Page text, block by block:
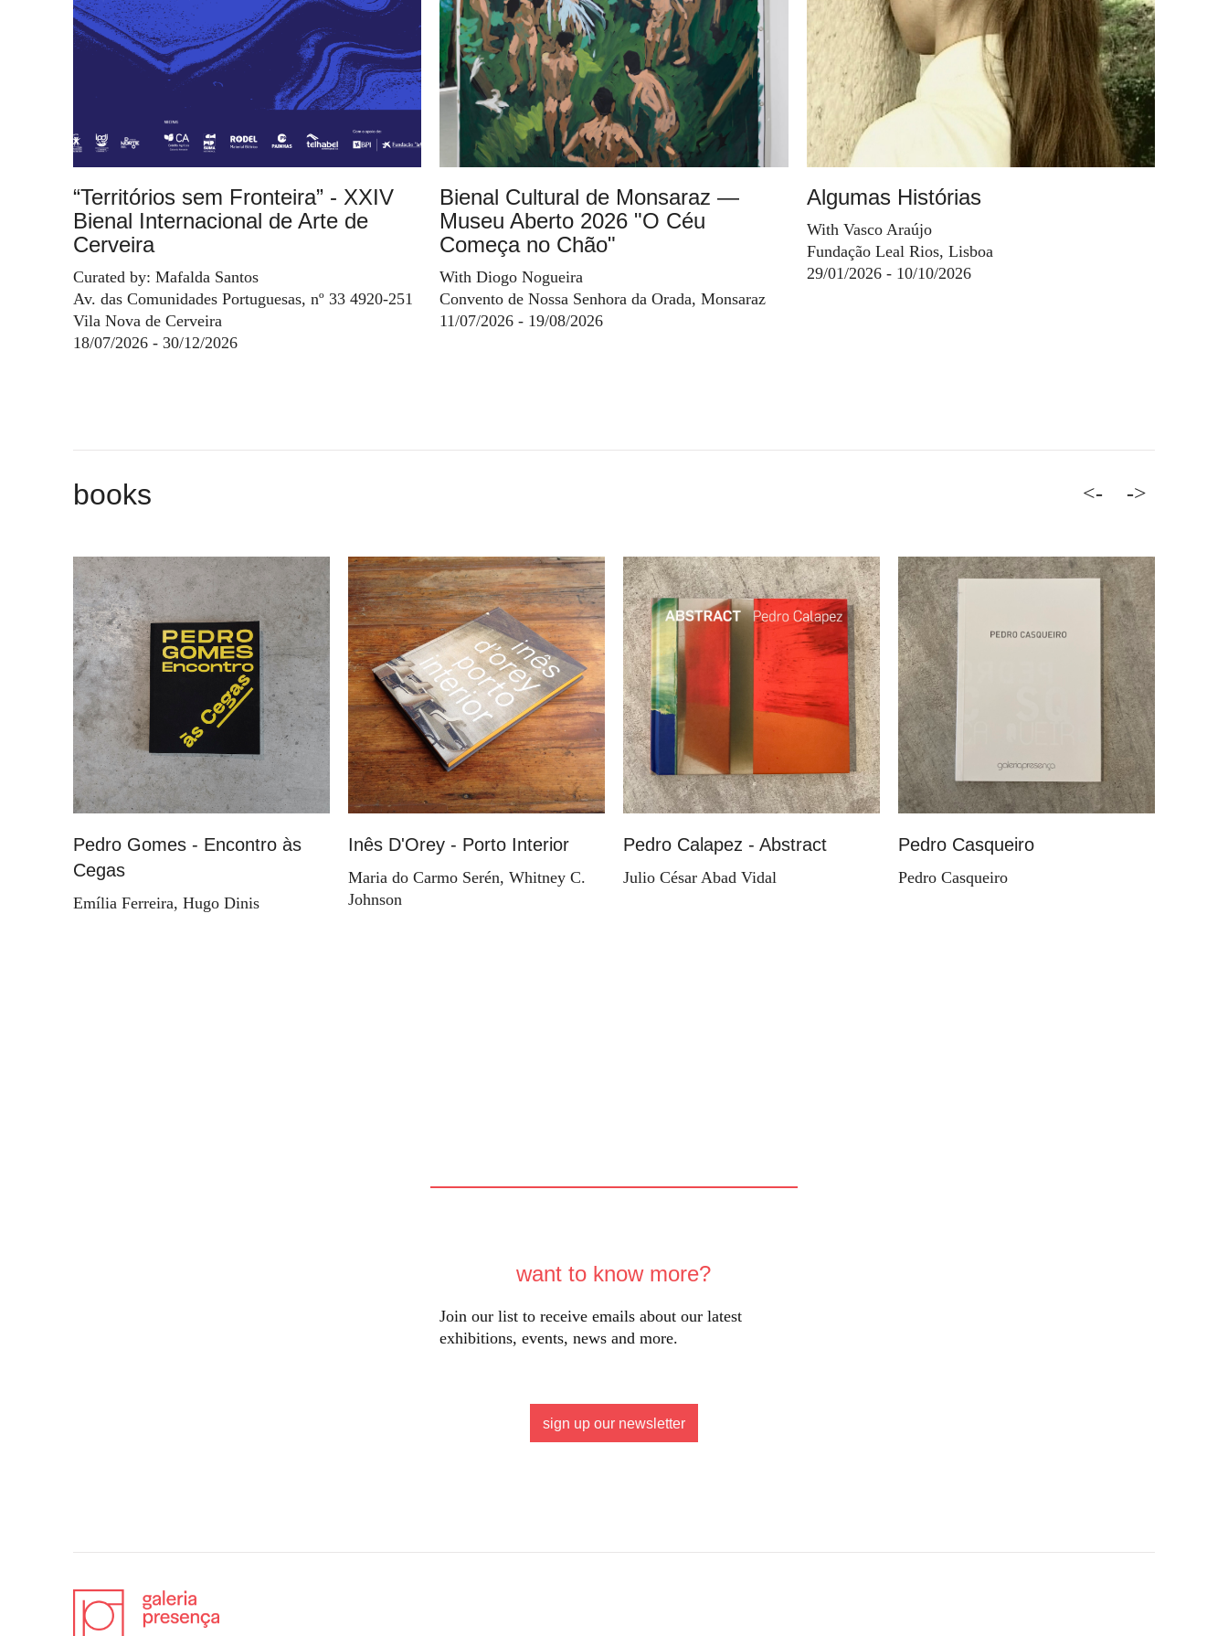
“Territórios sem Fronteira” - XXIV
Bienal Internacional de Arte de
Cerveira
Curated by: Mafalda Santos
Av. das Comunidades Portuguesas, nº 33 4920-251
Vila Nova de Cerveira
18/07/2026 - 30/12/2026
Bienal Cultural de Monsaraz —
Museu Aberto 2026 "O Céu
Começa no Chão"
With Diogo Nogueira
Convento de Nossa Senhora da Orada, Monsaraz
11/07/2026 - 19/08/2026
Algumas Histórias
With Vasco Araújo
Fundação Leal Rios, Lisboa
29/01/2026 - 10/10/2026
books <-
Pedro Gomes - Encontro às
Cegas
Emília Ferreira, Hugo Dinis
Inês D'Orey - Porto Interior
Maria do Carmo Serén, Whitney C.
Johnson
Pedro Calapez - Abstract
Julio César Abad Vidal
Pedro Casqueiro
Pedro Casqueiro
->
want to know more?
Join our list to receive emails about our latest
exhibitions, events, news and more.
sign up our newsletter